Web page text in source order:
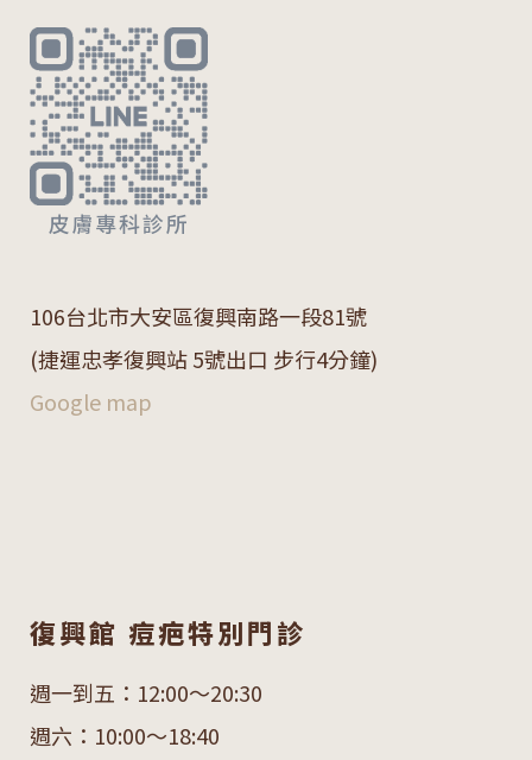
106台北市大安區復興南路一段81號
(捷運忠孝復興站 5號出口 步行4分鐘)
Google map
復興館 痘疤特別門診
週一到五：12:00～20:30
週六：10:00～18:40